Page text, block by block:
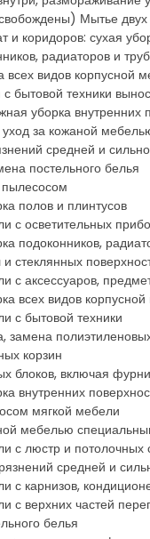
Мытье двух
и коридоров: сухая
радиаторов и
всех видов корпусной
бытовой техники
уборка
за кожаной
средней и
постельного белья
полов и плинтусов
с осветительных
подоконников,
стеклянных
с аксессуаров,
всех видов
с бытовой техники
замена
корзин
блоков, включая
внутренних
мягкой мебели
мебелью
с люстр и потолочных
средней и
с карнизов,
с верхних частей
белья